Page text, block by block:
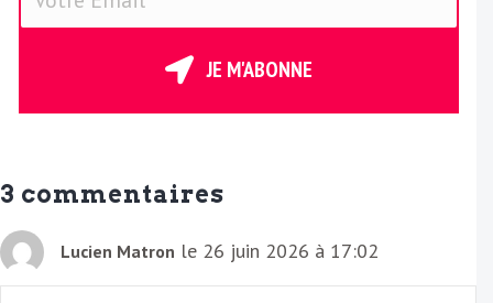
E
l
JE M'ABONNE
3 commentaires
Lucien Matron le 26 juin 2026 à 17:02